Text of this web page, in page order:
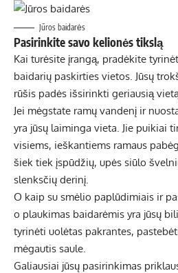
Jūros baidarės
Pasirinkite savo kelionės tikslą
Kai turėsite įrangą, pradėkite
baidarių paskirties vietos. Jūsų
rūšis padės išsirinkti geriausią
Jei mėgstate ramų vandenį ir
yra jūsų laiminga vieta. Jie puikiai
visiems, ieškantiems ramaus
šiek tiek įspūdžių, upės siūlo
slenksčių derinį.
O kaip su smėlio paplūdimiais ir
o plaukimas baidarėmis yra jūsų
tyrinėti uolėtas pakrantes,
mėgautis saule.
Galiausiai jūsų pasirinkimas